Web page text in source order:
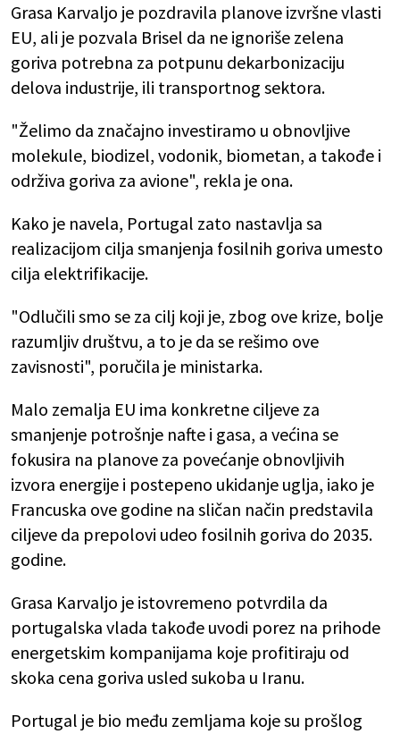
Grasa Karvaljo je pozdravila planove izvršne vlasti
EU, ali je pozvala Brisel da ne ignoriše zelena
goriva potrebna za potpunu dekarbonizaciju
delova industrije, ili transportnog sektora.
"Želimo da značajno investiramo u obnovljive
molekule, biodizel, vodonik, biometan, a takođe i
održiva goriva za avione", rekla je ona.
Kako je navela, Portugal zato nastavlja sa
realizacijom cilja smanjenja fosilnih goriva umesto
cilja elektrifikacije.
"Odlučili smo se za cilj koji je, zbog ove krize, bolje
razumljiv društvu, a to je da se rešimo ove
zavisnosti", poručila je ministarka.
Malo zemalja EU ima konkretne ciljeve za
smanjenje potrošnje nafte i gasa, a većina se
fokusira na planove za povećanje obnovljivih
izvora energije i postepeno ukidanje uglja, iako je
Francuska ove godine na sličan način predstavila
ciljeve da prepolovi udeo fosilnih goriva do 2035.
godine.
Grasa Karvaljo je istovremeno potvrdila da
portugalska vlada takođe uvodi porez na prihode
energetskim kompanijama koje profitiraju od
skoka cena goriva usled sukoba u Iranu.
Portugal je bio među zemljama koje su prošlog